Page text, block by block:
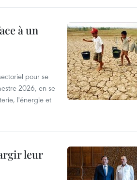
à un
pour se
2026, en se
l'énergie et
leur